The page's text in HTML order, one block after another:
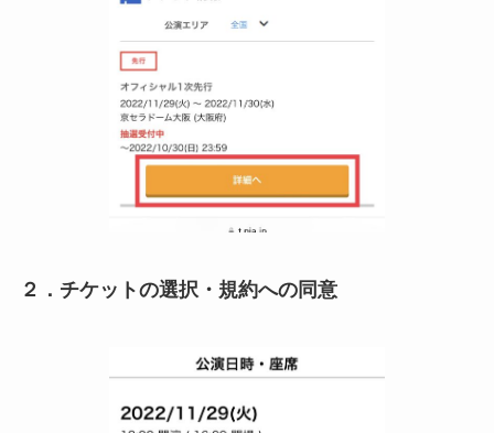
２．チケットの選択・規約への同意